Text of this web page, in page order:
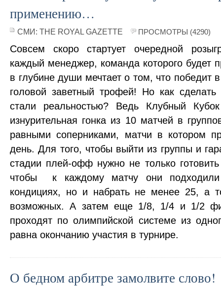
применению…
СМИ: THE ROYAL GAZETTE ПРОСМОТРЫ (4290)
Совсем скоро стартует очередной
каждый менеджер, команда которого будет
в глубине души мечтает о том, что победит
головой заветный трофей! Но как
стали реальностью? Ведь Клубный
изнурительная гонка из 10 матчей в
равными соперниками, матчи в котором
день. Для того, чтобы выйти из группы и
стадии плей-офф нужно не только
чтобы к каждому матчу они
кондициях, но и набрать не менее 25, а
возможных. А затем еще 1/8, 1/4 и 1/2
проходят по олимпийской системе из
равна окончанию участия в турнире.
О бедном арбитре замолвите слово!